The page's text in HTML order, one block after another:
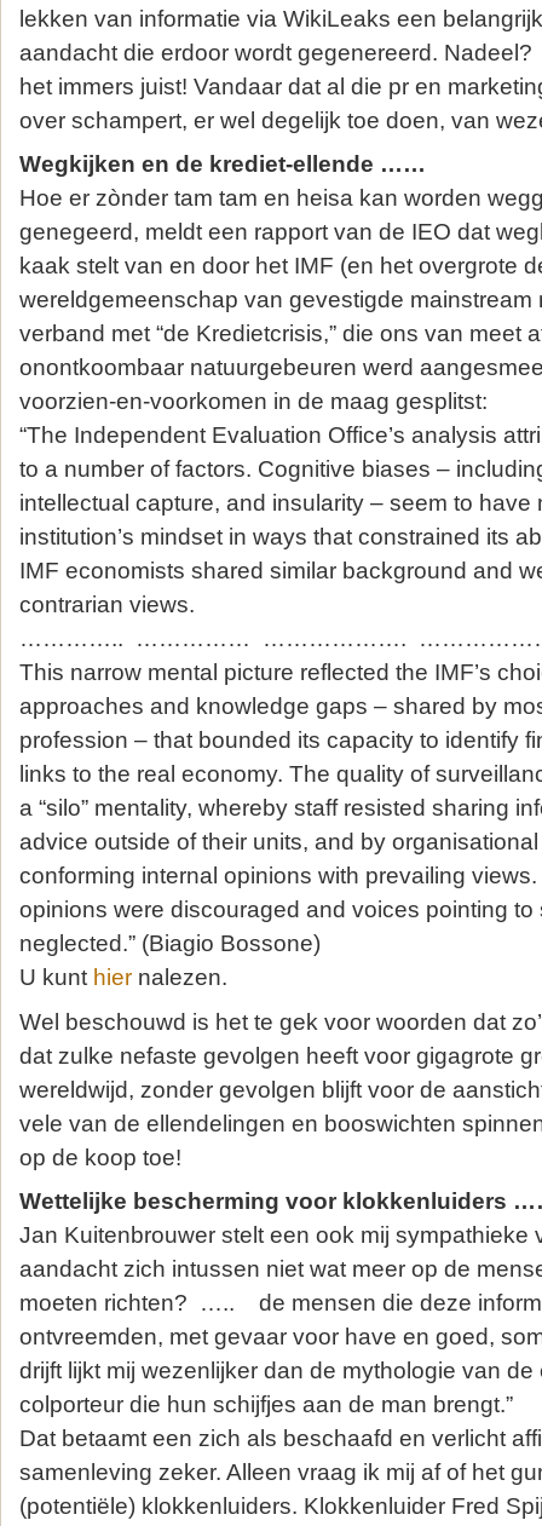
lekken van informatie via WikiLeaks een
aandacht die erdoor wordt gegenereerd.
het immers juist! Vandaar dat al die pr en
over schampert, er wel degelijk toe doen, van
Wegkijken en de krediet-ellende ……
Hoe er zònder tam tam en heisa kan worden
genegeerd, meldt een rapport van de IEO dat
kaak stelt van en door het IMF (en het overgrote
wereldgemeenschap van gevestigde mainstream
verband met “de Kredietcrisis,” die ons van meet
onontkoombaar natuurgebeuren werd
voorzien-en-voorkomen in de maag gesplitst:
“The Independent Evaluation Office’s analysis
to a number of factors. Cognitive biases –
intellectual capture, and insularity – seem to have
institution’s mindset in ways that constrained its
IMF economists shared similar background and
contrarian views.
………….. …………… ……………….
This narrow mental picture reflected the IMF’s
approaches and knowledge gaps – shared by
profession – that bounded its capacity to identify
links to the real economy. The quality of
a “silo” mentality, whereby staff resisted sharing
advice outside of their units, and by
conforming internal opinions with prevailing
opinions were discouraged and voices pointing to
neglected.” (Biagio Bossone)
U kunt hier nalezen.
Wel beschouwd is het te gek voor woorden dat
dat zulke nefaste gevolgen heeft voor gigagrote
wereldwijd, zonder gevolgen blijft voor de
vele van de ellendelingen en booswichten
op de koop toe!
Wettelijke bescherming voor klokkenluiders
Jan Kuitenbrouwer stelt een ook mij sympathieke
aandacht zich intussen niet wat meer op de
moeten richten? ….. de mensen die deze
ontvreemden, met gevaar voor have en goed,
drijft lijkt mij wezenlijker dan de mythologie van
colporteur die hun schijfjes aan de man brengt.”
Dat betaamt een zich als beschaafd en verlicht
samenleving zeker. Alleen vraag ik mij af of het
(potentiële) klokkenluiders. Klokkenluider Fred